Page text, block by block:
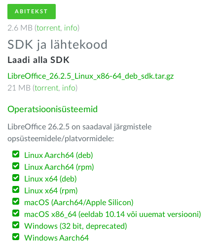
ABITEKST
2.6 MB (torrent, info)
SDK ja lähtekood
Laadi alla SDK
LibreOffice_26.2.5_Linux_x86-64_deb_sdk.tar.gz
21 MB (torrent, info)
Operatsioonisüsteemid
LibreOffice 26.2.5 on saadaval järgmistele
opsüsteemidele/platvormidele:
Linux Aarch64 (deb)
Linux Aarch64 (rpm)
Linux x64 (deb)
Linux x64 (rpm)
macOS (Aarch64/Apple Silicon)
macOS x86_64 (eeldab 10.14 või uuemat versiooni)
Windows (32 bit, deprecated)
Windows Aarch64